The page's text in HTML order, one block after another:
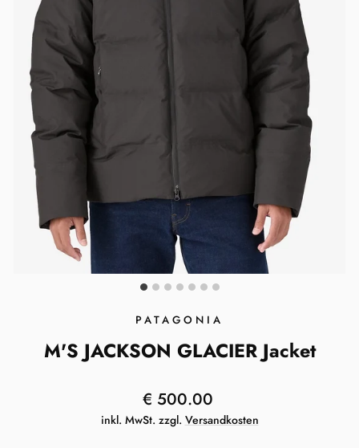
PATAGONIA
M'S JACKSON GLACIER Jacket
Normaler
Preis
€ 500.00
inkl. MwSt. zzgl. Versandkosten